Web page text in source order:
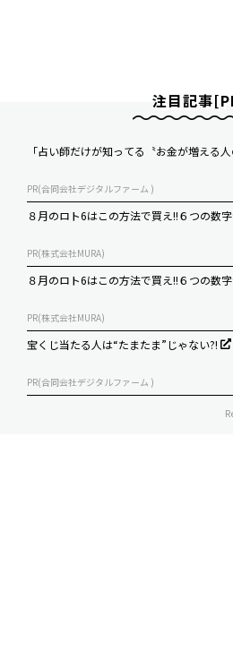
注目記事
「占い師だけが知ってる〝お金が増える人
PR(合同会社デジタルファーム )
８月のロト6はこの方法で買え!!６つの数
PR(株式会社MURA)
８月のロト6はこの方法で買え!!６つの数
PR(株式会社MURA)
宝くじ当たる人は“たまたま”じゃない?!
PR(合同会社デジタルファーム )